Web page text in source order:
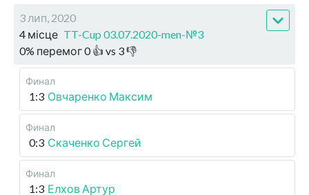
3 лип, 2020
4 місце TT-Cup 03.07.2020-men-№3
0% перемог0👍 vs 3👎
Финал
1:3 Овчаренко Максим
Финал
0:3 Скаченко Сергей
Финал
1:3 Елхов Артур